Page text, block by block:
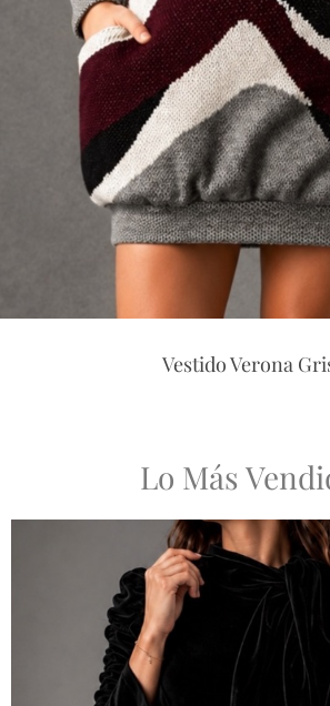
Vestido Aurora
Lo Más